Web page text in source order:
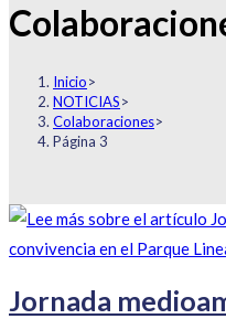
Inicio>
NOTICIAS>
Colaboraciones>
Página 3
Jornada